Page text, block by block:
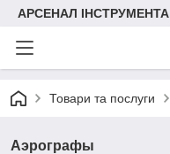
АРСЕНАЛ ІНСТРУМЕНТА
Товари та послуги
Аэрографы